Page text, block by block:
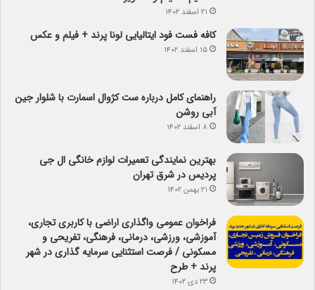
۲۱ اسفند ۱۴۰۲
کافه فست فود ایتالیایی لونا پرند + فیلم و عکس
۱۵ اسفند ۱۴۰۲
راهنمای کامل درباره ست کژوال اسمارت با شلوار جین
آبی روشن
۸ اسفند ۱۴۰۲
بهترین نمایندگی تعمیرات لوازم خانگی ال جی
پردیس در شرق تهران
۲۱ بهمن ۱۴۰۲
فراخوان عمومی واگذاری اراضی با کاربری تجاری،
آموزشی، ورزشی، درمانی، فرهنگی، تفریحی و
مسکونی / فرصت استثنایی سرمایه گذاری در شهر
پرند + طرح
۲۳ دی ۱۴۰۲